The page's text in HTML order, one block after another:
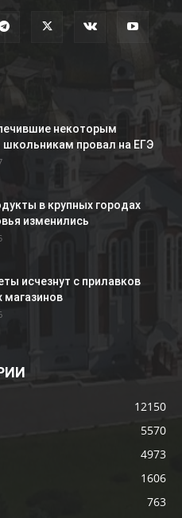
некоторым
школьникам провал на ЕГЭ
в крупных городах
изменились
исчезнут с прилавков
магазинов
12150
5570
4973
1606
763